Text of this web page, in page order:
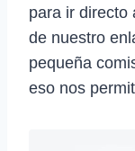
para ir directo
de nuestro
pequeña
eso nos